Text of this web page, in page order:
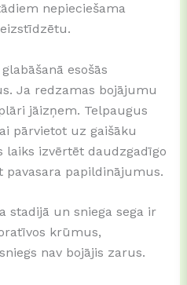
nepieciešama
esošās
Ja redzamas bojājumu
jāizņem. Telpaugus
pārvietot uz gaišāku
laiks izvērtēt daudzgadīgo
pavasara papildinājumus.
stadijā un sniega sega ir
krūmus,
nav bojājis zarus.